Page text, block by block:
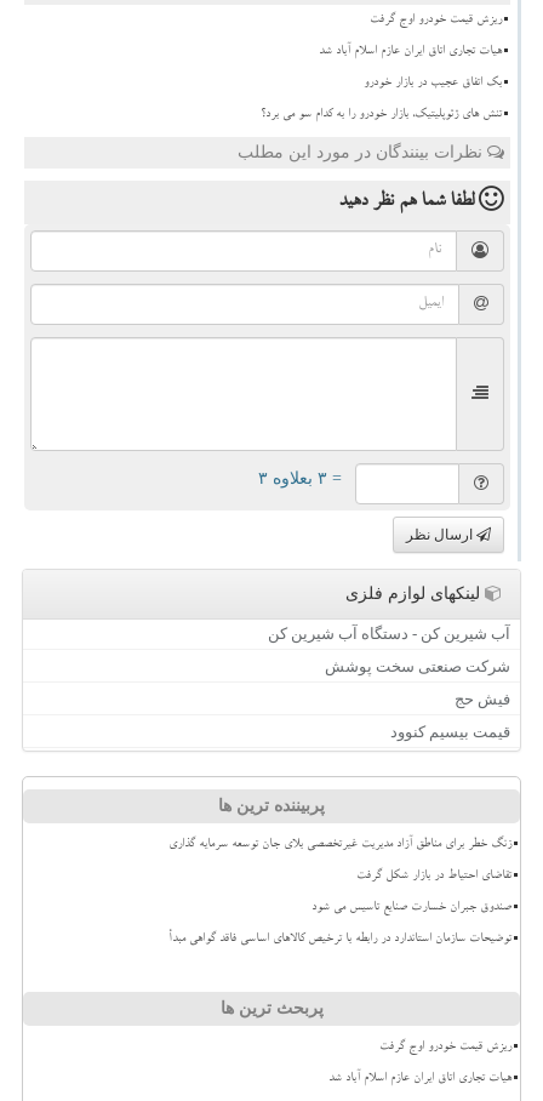
ریزش قیمت خودرو اوج گرفت
هیات تجاری اتاق ایران عازم اسلام آباد شد
بک اتفاق عجیب در بازار خودرو
تنش های ژئوپلیتیک، بازار خودرو را به کدام سو می برد؟
نظرات بینندگان در مورد این مطلب
لطفا شما همنظر دهید
= ۳ بعلاوه ۳
ارسال نظر
لینکهای لوازم فلزی
آب شیرین کن - دستگاه آب شیرین کن
شرکت صنعتی سخت پوشش
فیش حج
قیمت بیسیم کنوود
پربیننده ترین ها
زنگ خطر برای مناطق آزاد مدیریت غیرتخصصی بلای جان توسعه سرمایه گذاری
تقاضای احتیاط در بازار شکل گرفت
صندوق جبران خسارت صنایع تاسیس می شود
توضیحات سازمان استاندارد در رابطه با ترخیص کالاهای اساسی فاقد گواهی مبدأ
پربحث ترین ها
ریزش قیمت خودرو اوج گرفت
هیات تجاری اتاق ایران عازم اسلام آباد شد